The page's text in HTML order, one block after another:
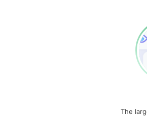
The